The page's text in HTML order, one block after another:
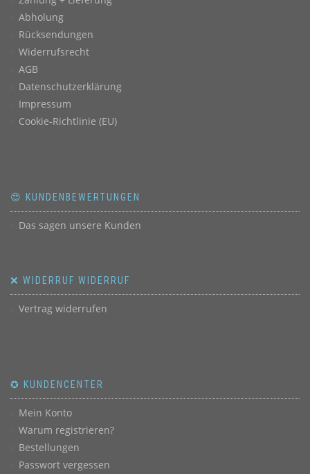
Abholung
Rücksendungen
Widerrufsrecht
AGB
Datenschutzerklärung
Impressum
Cookie-Richtlinie (EU)
😍 KUNDENBEWERTUNGEN
Das sagen unsere Kunden
❌ WIDERRUF WIDERRUF
Vertrag widerrufen
✪ KUNDENCENTER
Mein Konto
Warum registrieren?
Bestellungen
Passwort vergessen